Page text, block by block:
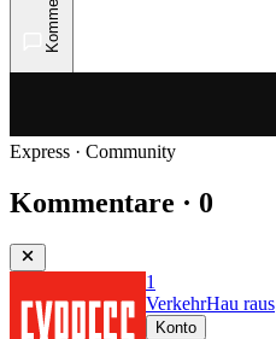
Express · Community
Kommentare · 0
1
VerkehrHau raus
Konto